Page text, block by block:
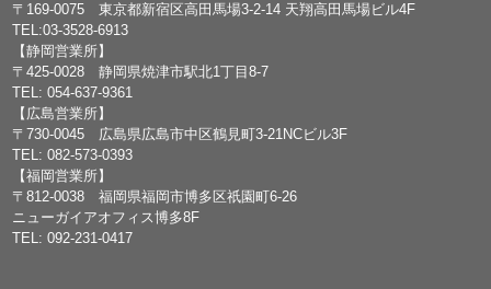
〒169-0075 東京都新宿区高田馬場3-2-14 天翔高田馬場ビル4F
TEL:03-3528-6913
【静岡営業所】
〒425-0028 静岡県焼津市駅北1丁目8-7
TEL: 054-637-9361
【広島営業所】
〒730-0045 広島県広島市中区鶴見町3-21NCビル3F
TEL: 082-573-0393
【福岡営業所】
〒812-0038 福岡県福岡市博多区祇園町6-26
ニューガイアオフィス博多8F
TEL: 092-231-0417